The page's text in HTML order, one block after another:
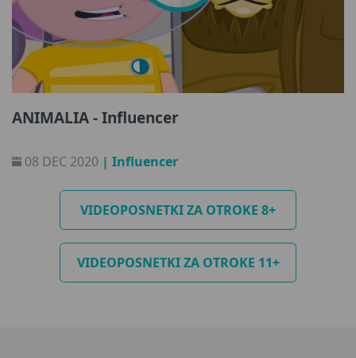
ANIMALIA - Influencer
08 DEC 2020 | Influencer
VIDEOPOSNETKI ZA OTROKE 8+
VIDEOPOSNETKI ZA OTROKE 11+